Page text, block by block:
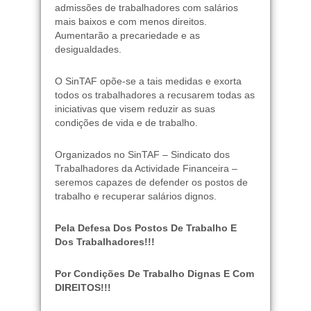
admissões de trabalhadores com salários
mais baixos e com menos direitos.
Aumentarão a precariedade e as
desigualdades.
O SinTAF opõe-se a tais medidas e exorta
todos os trabalhadores a recusarem todas as
iniciativas que visem reduzir as suas
condições de vida e de trabalho.
Organizados no SinTAF – Sindicato dos
Trabalhadores da Actividade Financeira –
seremos capazes de defender os postos de
trabalho e recuperar salários dignos.
Pela Defesa Dos Postos De Trabalho E
Dos Trabalhadores!!!
Por Condições De Trabalho Dignas E Com
DIREITOS!!!